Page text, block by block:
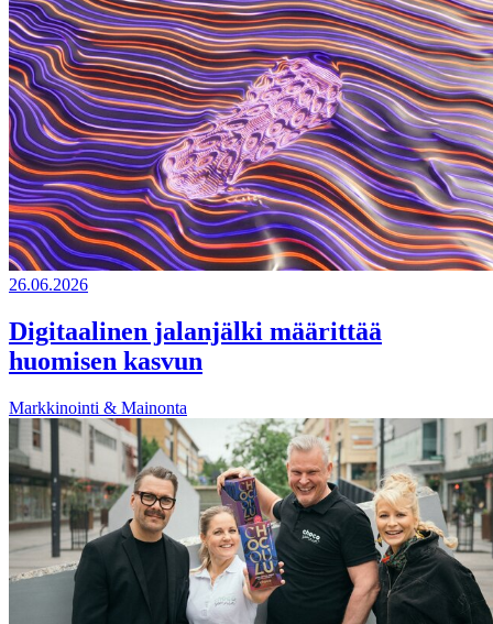
26.06.2026
Digitaalinen jalanjälki määrittää
huomisen kasvun
Markkinointi & Mainonta